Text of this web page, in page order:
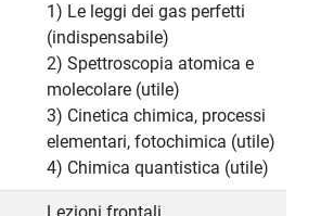
1) Le leggi dei gas perfetti
(indispensabile)
2) Spettroscopia atomica e
molecolare (utile)
3) Cinetica chimica, processi
elementari, fotochimica (utile)
4) Chimica quantistica (utile)